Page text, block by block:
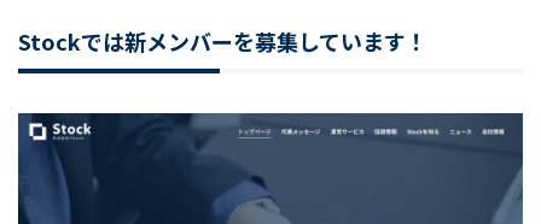
Stockでは新メンバーを募集しています！